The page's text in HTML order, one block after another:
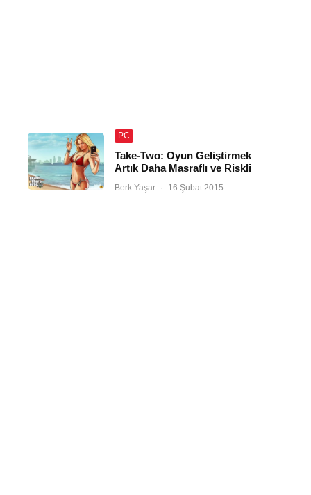
PC
Take-Two: Oyun Geliştirmek
Artık Daha Masraflı ve Riskli
Berk Yaşar · 16 Şubat 2015